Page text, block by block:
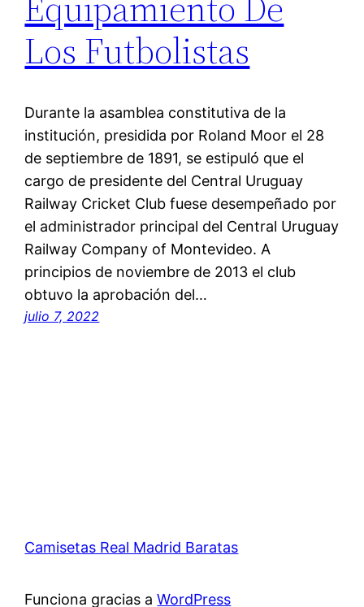
Los Futbolistas
Durante la asamblea constitutiva de la
institución, presidida por Roland Moor el 28
de septiembre de 1891, se estipuló que el
cargo de presidente del Central Uruguay
Railway Cricket Club fuese desempeñado por
el administrador principal del Central Uruguay
Railway Company of Montevideo. A
principios de noviembre de 2013 el club
obtuvo la aprobación del…
julio 7, 2022
Camisetas Real Madrid Baratas
Funciona gracias aWordPress